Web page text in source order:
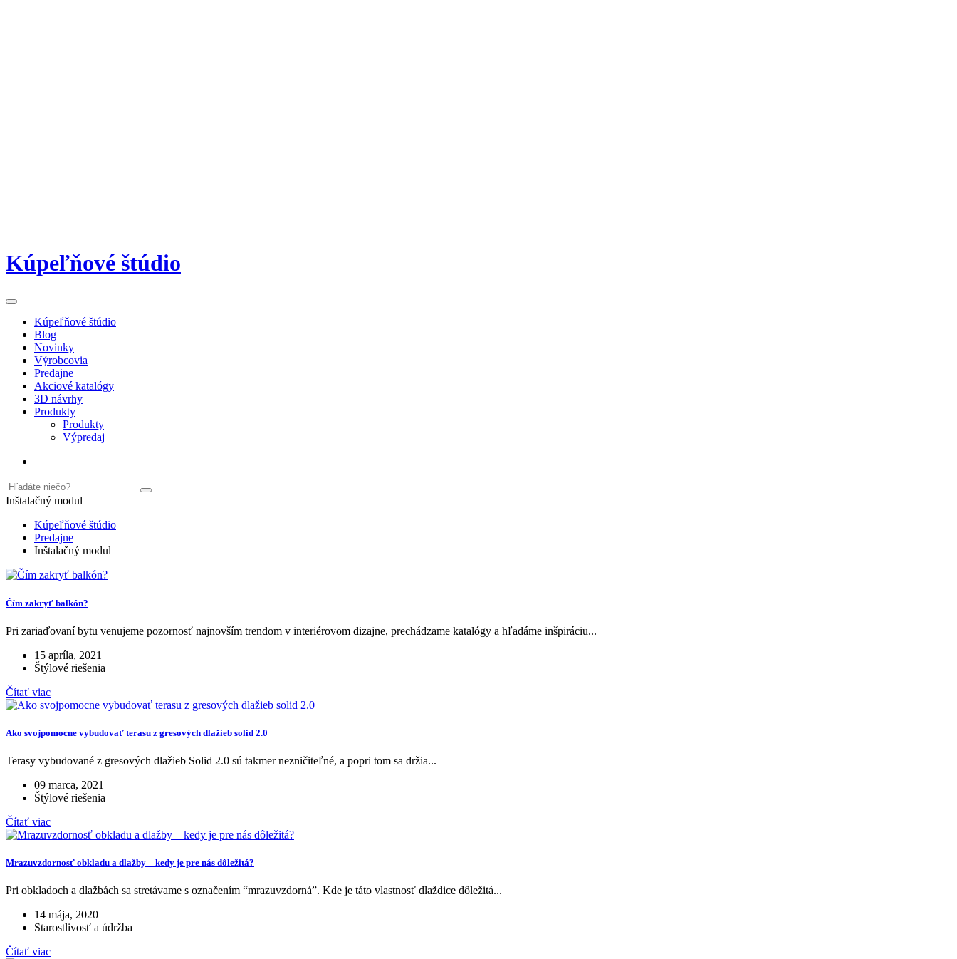
Kúpeľňové štúdio
Kúpeľňové štúdio
Blog
Novinky
Výrobcovia
Predajne
Akciové katalógy
3D návrhy
Produkty
Produkty
Výpredaj
Inštalačný modul
Kúpeľňové štúdio
Predajne
Inštalačný modul
Čím zakryť balkón?
Pri zariaďovaní bytu venujeme pozornosť najnovším trendom v interiérovom dizajne, prechádzame katalógy a hľadáme inšpiráciu...
15 apríla, 2021
Štýlové riešenia
Čítať viac
Ako svojpomocne vybudovať terasu z gresových dlažieb solid 2.0
Terasy vybudované z gresových dlažieb Solid 2.0 sú takmer nezničiteľné, a popri tom sa držia...
09 marca, 2021
Štýlové riešenia
Čítať viac
Mrazuvzdornosť obkladu a dlažby – kedy je pre nás dôležitá?
Pri obkladoch a dlažbách sa stretávame s označením “mrazuvzdorná”. Kde je táto vlastnosť dlaždice dôležitá...
14 mája, 2020
Starostlivosť a údržba
Čítať viac